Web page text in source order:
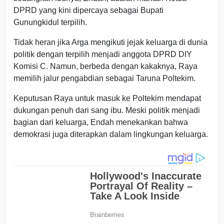
DPRD yang kini dipercaya sebagai Bupati
Gunungkidul terpilih.
Tidak heran jika Arga mengikuti jejak keluarga di dunia
politik dengan terpilih menjadi anggota DPRD DIY
Komisi C. Namun, berbeda dengan kakaknya, Raya
memilih jalur pengabdian sebagai Taruna Poltekim.
Keputusan Raya untuk masuk ke Poltekim mendapat
dukungan penuh dari sang ibu. Meski politik menjadi
bagian dari keluarga, Endah menekankan bahwa
demokrasi juga diterapkan dalam lingkungan keluarga.